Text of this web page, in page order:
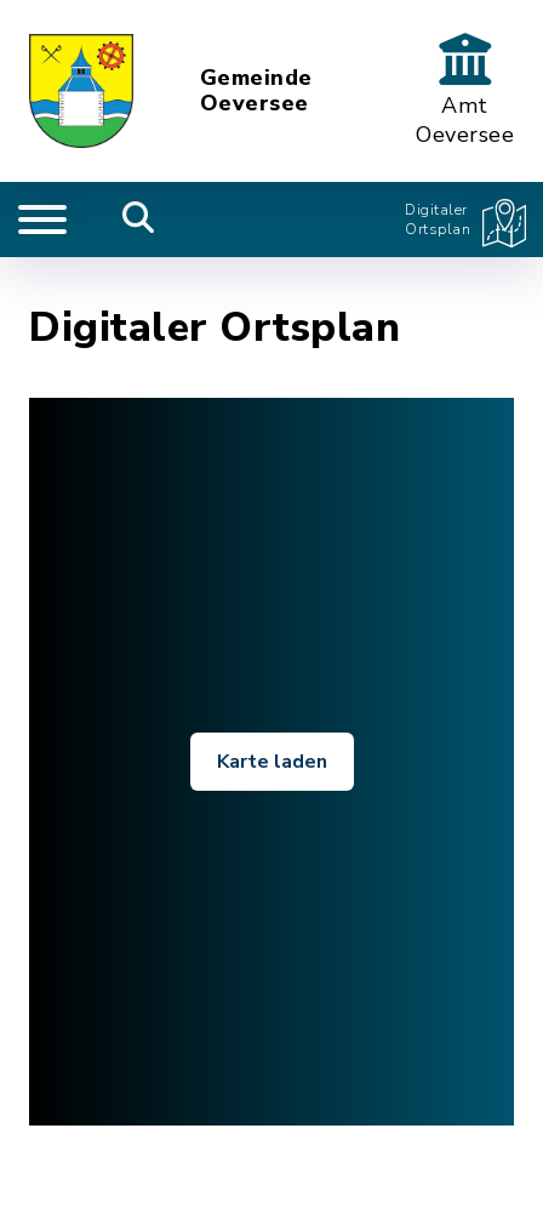
Gemeinde
Oeversee
Amt
Oeversee
Digitaler
Ortsplan
Digitaler Ortsplan
Karte laden